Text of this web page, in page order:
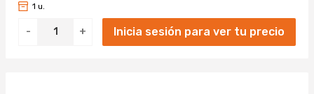
- +
1 u.
Inicia sesión para ver tu precio